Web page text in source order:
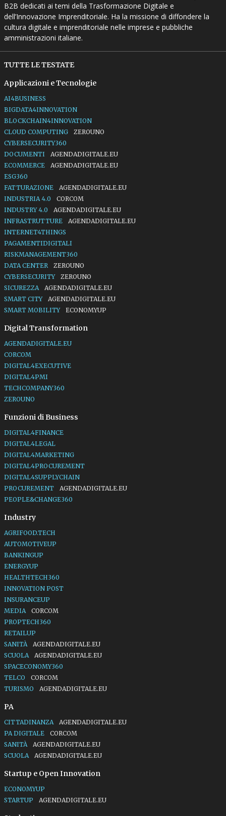
B2B dedicati ai temi della Trasformazione Digitale e
dell’Innovazione Imprenditoriale. Ha la missione di diffondere la
cultura digitale e imprenditoriale nelle imprese e pubbliche
amministrazioni italiane.
TUTTE LE TESTATE
Applicazioni e Tecnologie
AI4BUSINESS
BIGDATA4INNOVATION
BLOCKCHAIN4INNOVATION
CLOUD COMPUTING
ZEROUNO
CYBERSECURITY360
DOCUMENTI
AGENDADIGITALE.EU
ECOMMERCE
AGENDADIGITALE.EU
ESG360
FATTURAZIONE
AGENDADIGITALE.EU
INDUSTRIA 4.0
CORCOM
INDUSTRY 4.0
AGENDADIGITALE.EU
INFRASTRUTTURE
AGENDADIGITALE.EU
INTERNET4THINGS
PAGAMENTIDIGITALI
RISKMANAGEMENT360
DATA CENTER
ZEROUNO
CYBERSECURITY
ZEROUNO
SICUREZZA
AGENDADIGITALE.EU
SMART CITY
AGENDADIGITALE.EU
SMART MOBILITY
ECONOMYUP
Digital Transformation
AGENDADIGITALE.EU
CORCOM
DIGITAL4EXECUTIVE
DIGITAL4PMI
TECHCOMPANY360
ZEROUNO
Funzioni di Business
DIGITAL4FINANCE
DIGITAL4LEGAL
DIGITAL4MARKETING
DIGITAL4PROCUREMENT
DIGITAL4SUPPLYCHAIN
PROCUREMENT
AGENDADIGITALE.EU
PEOPLE&CHANGE360
Industry
AGRIFOOD.TECH
AUTOMOTIVEUP
BANKINGUP
ENERGYUP
HEALTHTECH360
INNOVATION POST
INSURANCEUP
MEDIA
CORCOM
PROPTECH360
RETAILUP
SANITÀ
AGENDADIGITALE.EU
SCUOLA
AGENDADIGITALE.EU
SPACECONOMY360
TELCO
CORCOM
TURISMO
AGENDADIGITALE.EU
PA
CITTADINANZA
AGENDADIGITALE.EU
PA DIGITALE
CORCOM
SANITÀ
AGENDADIGITALE.EU
SCUOLA
AGENDADIGITALE.EU
Startup e Open Innovation
ECONOMYUP
STARTUP
AGENDADIGITALE.EU